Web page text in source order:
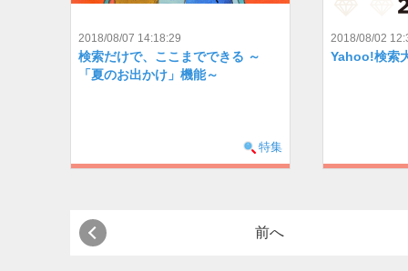
2018/08/07 14:18:29
検索だけで、ここまでできる ～
「夏のお出かけ」機能～
特集
2018/08/02
Yahoo!検索
前へ